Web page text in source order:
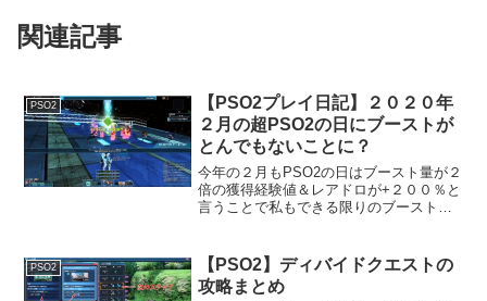
関連記事
PSO2
【PSO2プレイ日記】２０２０年
２月の超PSO2の日にブーストが
とんでもないことに？
今年の２月もPSO2の日はブースト量が２
倍の獲得経験値＆レアドロが+２００％と
言うことで私もできる限りのブーストを
ワール用の★１５武器フローテアシリー
ズです！ではさっそ...
PSO2
【PSO2】ディバイドクエストの
攻略まとめ